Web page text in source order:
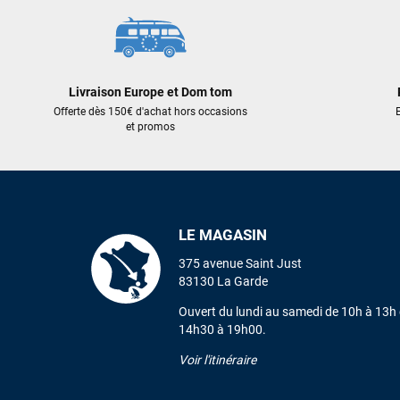
Livraison Europe et Dom tom
Offerte dès 150€ d'achat hors occasions
et promos
LE MAGASIN
375 avenue Saint Just
83130 La Garde
Ouvert du lundi au samedi de 10h à 13h
14h30 à 19h00.
Voir l'itinéraire